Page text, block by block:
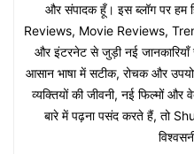
और संपादक हूँ। इस ब्लॉग पर
Reviews, Movie Reviews,
और इंटरनेट से जुड़ी नई जानकारियाँ
आसान भाषा में सटीक, रोचक और
व्यक्तियों की जीवनी, नई फिल्मों
बारे में पढ़ना पसंद करते हैं, तो